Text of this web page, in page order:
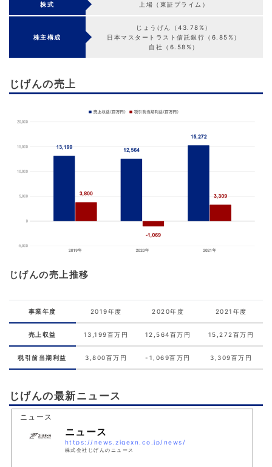
株式 上場（東証プライム）
株主構成
じょうげん（43.78%）
日本マスタートラスト信託銀行（6.85%）
自社（6.58%）
じげんの売上
じげんの売上推移
事業年度 2019年度 2020年度 2021年度
売上収益 13,199百万円 12,564百万円 15,272百万円
税引前当期利益 3,800百万円 -1,069百万円 3,309百万円
じげんの最新ニュース
ニュース
ニュース
https://news.zigexn.co.jp/news/
株式会社じげんのニュース